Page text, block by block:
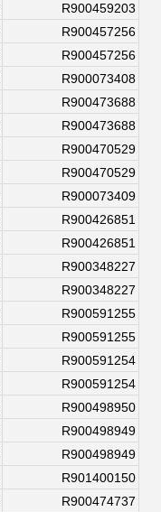
R900459203
R900457256
R900457256
R900073408
R900473688
R900473688
R900470529
R900470529
R900073409
R900426851
R900426851
R900348227
R900348227
R900591255
R900591255
R900591254
R900591254
R900498950
R900498949
R900498949
R901400150
R900474737